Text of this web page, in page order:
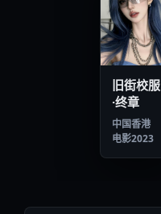
旧街校服
·终章
中国香港
电影2023